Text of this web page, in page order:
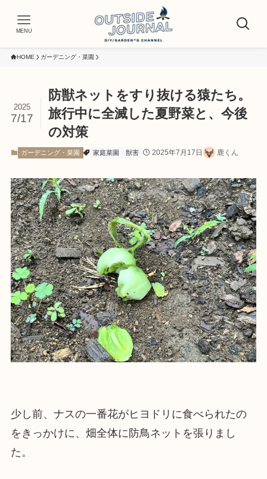
MENU
HOME ガーデニング・菜園
防獣ネットをすり抜ける猿たち。
旅行中に全滅した夏野菜と、今後
の対策
2025
7/17
ガーデニング・菜園 家庭菜園 獣害 2025年7月17日 鹿くん
少し前、ナスの一番花がヒヨドリに食べられたの
をきっかけに、畑全体に防鳥ネットを張りまし
た。